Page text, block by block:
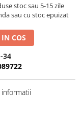
stoc sau 5-15 zile
sau cu stoc epuizat
COS
34